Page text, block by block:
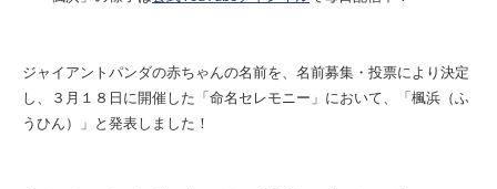
ジャイアントパンダの赤ちゃんの名前を、名前募集・投票により決定
し、３月１８日に開催した「命名セレモニー」において、「楓浜（ふ
うひん）」と発表しました！